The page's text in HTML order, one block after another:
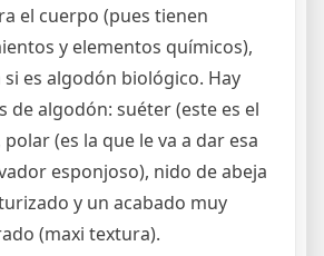
el cuerpo (pues tienen
y elementos químicos),
si es algodón biológico. Hay
de algodón: suéter (este es el
(es la que le va a dar esa
esponjoso), nido de abeja
y un acabado muy
(maxi textura).